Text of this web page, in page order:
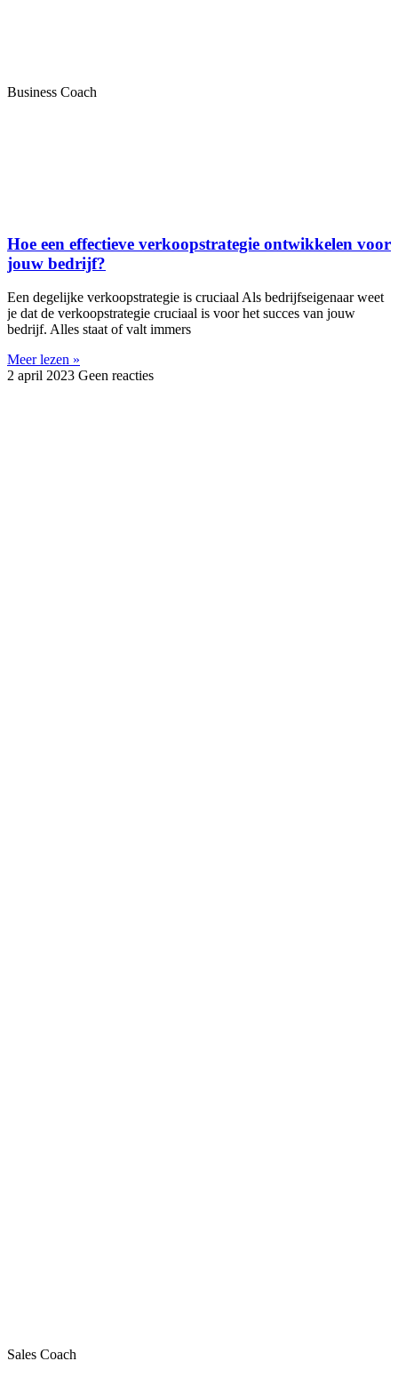
Business Coach
Hoe een effectieve verkoopstrategie ontwikkelen voor
jouw bedrijf?
Een degelijke verkoopstrategie is cruciaal Als bedrijfseigenaar weet
je dat de verkoopstrategie cruciaal is voor het succes van jouw
bedrijf. Alles staat of valt immers
Meer lezen »
2 april 2023 Geen reacties
Sales Coach